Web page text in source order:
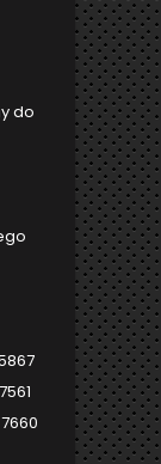
do